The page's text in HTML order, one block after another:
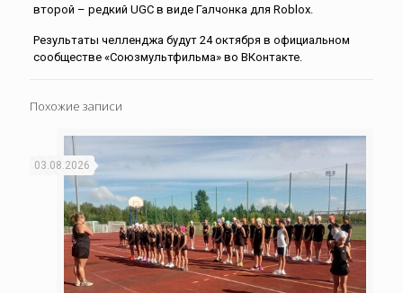
второй – редкий UGC в виде Галчонка для Roblox.
Результаты челленджа будут 24 октября в официальном
сообществе «Союзмультфильма» во ВКонтакте.
Похожие записи
03.08.2026